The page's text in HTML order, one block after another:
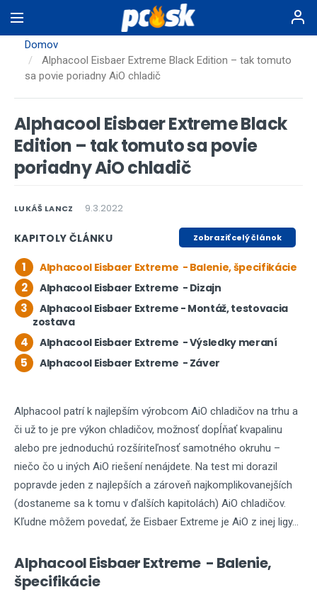
na
hlavnýDomov
Alphacool Eisbaer Extreme Black Edition – tak tomuto
sa povie poriadny AiO chladič
Alphacool Eisbaer Extreme Black
Edition – tak tomuto sa povie
poriadny AiO chladič
LUKÁŠ LANCZ 9.3.2022
KAPITOLY ČLÁNKU Zobraziť celý článok
1 Alphacool Eisbaer Extreme - Balenie, špecifikácie
2 Alphacool Eisbaer Extreme - Dizajn
3
Alphacool Eisbaer Extreme - Montáž, testovacia
zostava
4 Alphacool Eisbaer Extreme - Výsledky meraní
5 Alphacool Eisbaer Extreme - Záver
Alphacool patrí k najlepším výrobcom AiO chladičov na trhu a
či už to je pre výkon chladičov, možnosť dopĺňať kvapalinu
alebo pre jednoduchú rozšíriteľnosť samotného okruhu –
niečo čo u iných AiO riešení nenájdete. Na test mi dorazil
popravde jeden z najlepších a zároveň najkomplikovanejších
(dostaneme sa k tomu v ďalších kapitolách) AiO chladičov.
Kľudne môžem povedať, že Eisbaer Extreme je AiO z inej ligy...
Alphacool Eisbaer Extreme - Balenie,
špecifikácie